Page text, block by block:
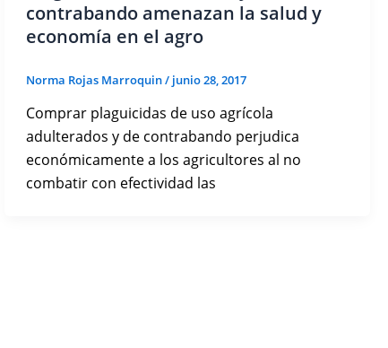
contrabando amenazan la salud y
economía en el agro
Norma Rojas Marroquin/ junio 28, 2017
Comprar plaguicidas de uso agrícola
adulterados y de contrabando perjudica
económicamente a los agricultores al no
combatir con efectividad las